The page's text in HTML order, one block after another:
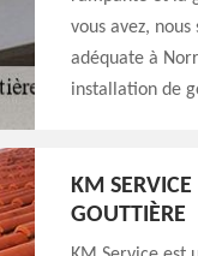
vous avez,
adéquate à
installation de
KM SERVICE
GOUTTIÈRE